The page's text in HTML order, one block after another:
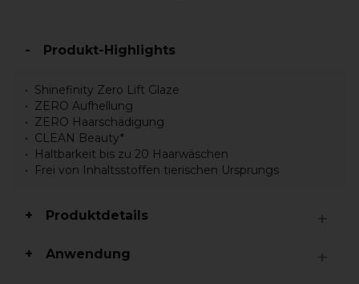
Produkt-Highlights
Shinefinity Zero Lift Glaze
ZERO Aufhellung
ZERO Haarschädigung
CLEAN Beauty*
Haltbarkeit bis zu 20 Haarwäschen
Frei von Inhaltsstoffen tierischen Ursprungs
Produktdetails
Anwendung